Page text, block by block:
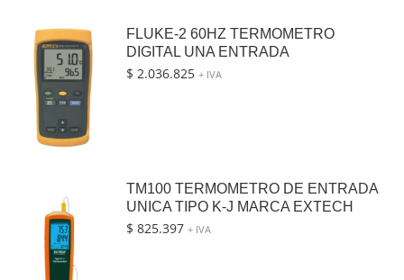
FLUKE-2 60HZ TERMOMETRO
DIGITAL UNA ENTRADA
$ 2.036.825 + IVA
TM100 TERMOMETRO DE ENTRADA
UNICA TIPO K-J MARCA EXTECH
$ 825.397 + IVA